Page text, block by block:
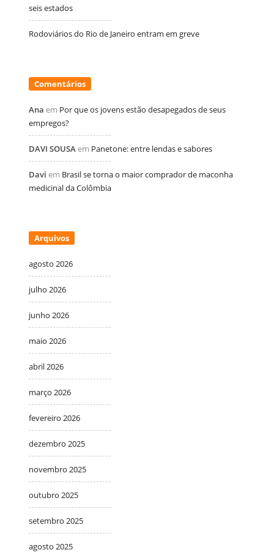
seis estados
Rodoviários do Rio de Janeiro entram em greve
Comentários
Ana em Por que os jovens estão desapegados de seus
empregos?
DAVI SOUSAem Panetone: entre lendas e sabores
Davi em Brasil se torna o maior comprador de maconha
medicinal da Colômbia
Arquivos
agosto 2026
julho 2026
junho 2026
maio 2026
abril 2026
março 2026
fevereiro 2026
dezembro 2025
novembro 2025
outubro 2025
setembro 2025
agosto 2025